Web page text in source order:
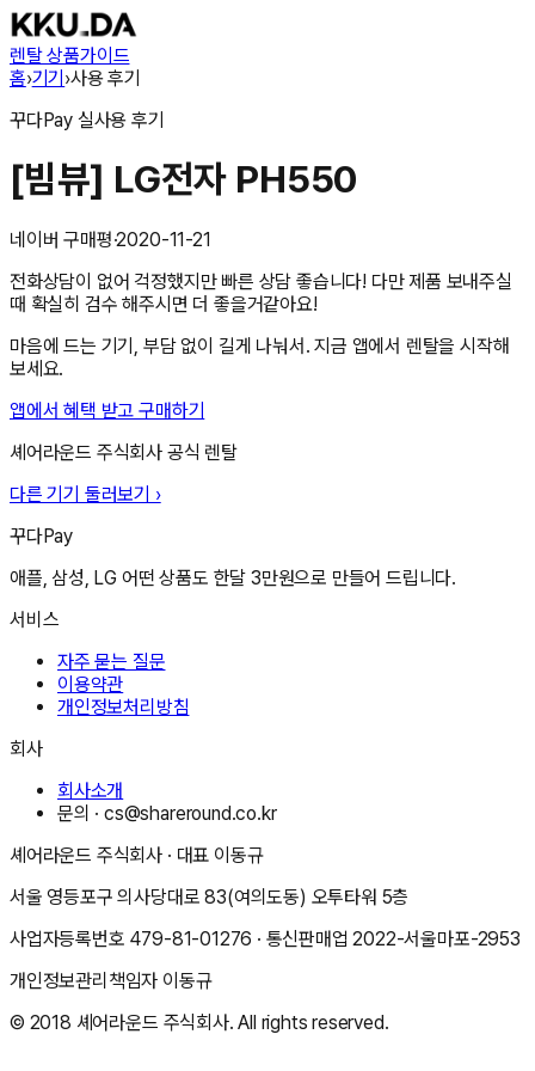
렌탈 상품가이드
홈›기기›사용 후기
꾸다Pay 실사용 후기
[빔뷰] LG전자 PH550
네이버 구매평·2020-11-21
전화상담이 없어 걱정했지만 빠른 상담 좋습니다! 다만 제품 보내주실
때 확실히 검수 해주시면 더 좋을거같아요!
마음에 드는 기기, 부담 없이 길게 나눠서. 지금 앱에서 렌탈을 시작해
보세요.
앱에서 혜택 받고 구매하기
셰어라운드 주식회사 공식 렌탈
다른 기기 둘러보기 ›
꾸다Pay
애플, 삼성, LG 어떤 상품도 한달 3만원으로 만들어 드립니다.
서비스
자주 묻는 질문
이용약관
개인정보처리방침
회사
회사소개
문의 ·cs@shareround.co.kr
셰어라운드 주식회사 · 대표 이동규
서울 영등포구 의사당대로 83(여의도동) 오투타워 5층
사업자등록번호 479-81-01276 · 통신판매업2022-서울마포-2953
개인정보관리책임자 이동규
© 2018 셰어라운드 주식회사. All rights reserved.